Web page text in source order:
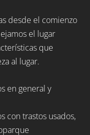
desde el comienzo
el lugar
que
al lugar.
en general y
con trastos usados,